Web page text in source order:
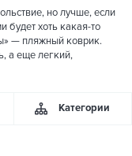
но лучше, если
будет хоть какая-то
— пляжный коврик.
а еще легкий,
Категории